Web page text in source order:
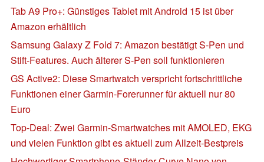
Tab A9 Pro+: Günstiges Tablet mit Android 15 ist über
Amazon erhältlich
Samsung Galaxy Z Fold 7: Amazon bestätigt S-Pen und
Stift-Features. Auch älterer S-Pen soll funktionieren
GS Active2: Diese Smartwatch verspricht fortschrittliche
Funktionen einer Garmin-Forerunner für aktuell nur 80
Euro
Top-Deal: Zwei Garmin-Smartwatches mit AMOLED, EKG
und vielen Funktion gibt es aktuell zum Allzeit-Bestpreis